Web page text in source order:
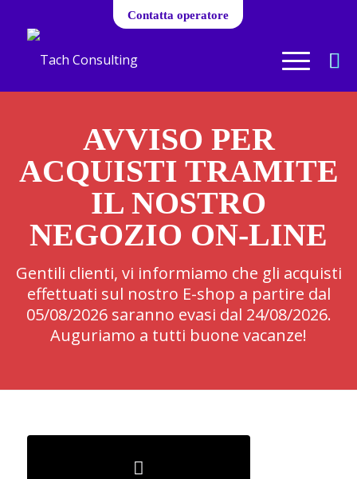
Contatta operatore
AVVISO PER
ACQUISTI TRAMITE
IL NOSTRO
NEGOZIO ON-LINE
Gentili clienti, vi informiamo che gli acquisti
effettuati sul nostro E-shop a partire dal
05/08/2026 saranno evasi dal 24/08/2026.
Auguriamo a tutti buone vacanze!